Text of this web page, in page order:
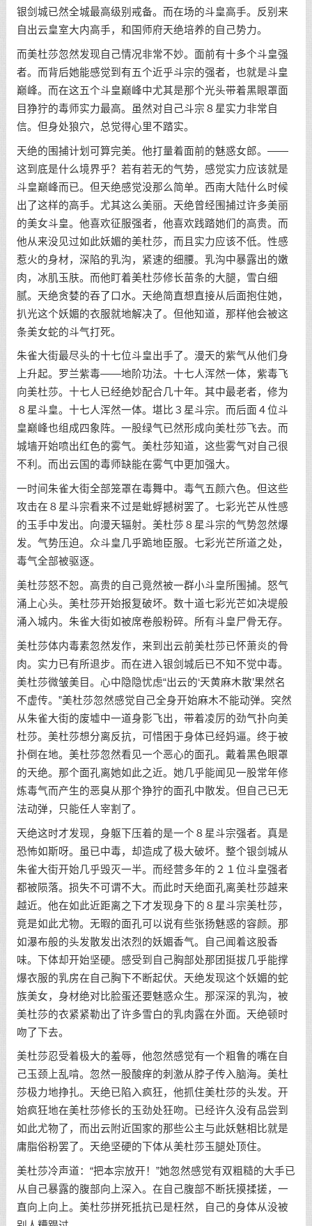
银剑城已然全城最高级别戒备。而在场的斗皇高手。反别来
自出云皇室大内高手，和国师府天绝培养的自己势力。
而美杜莎忽然发现自己情况非常不妙。面前有十多个斗皇强
者。而背后她能感觉到有五个近乎斗宗的强者，也就是斗皇
巅峰。而在这五个斗皇巅峰中尤其是那个光头带着黑眼罩面
目狰狞的毒师实力最高。虽然对自己斗宗８星实力非常自
信。但身处狼穴，总觉得心里不踏实。
天绝的围捕计划可算完美。他打量着面前的魅惑女郎。——
这到底是什么境界乎？若有若无的气势，感觉实力应该就是
斗皇巅峰而已。但天绝感觉没那么简单。西南大陆什么时候
出了这样的高手。尤其这么美丽。天绝曾经围捕过许多美丽
的美女斗皇。他喜欢征服强者，他喜欢践踏她们的高贵。而
他从来没见过如此妖媚的美杜莎，而且实力应该不低。性感
惹火的身材，深陷的乳沟，紧速的细腰。乳沟中暴露出的嫩
肉，冰肌玉肤。而他盯着美杜莎修长苗条的大腿，雪白细
腻。天绝贪婪的吞了口水。天绝简直想直接从后面抱住她，
扒光这个妖媚的衣服就地解决了。但他知道，那样他会被这
条美女蛇的斗气打死。
朱雀大街最尽头的十七位斗皇出手了。漫天的紫气从他们身
上升起。罗兰紫毒——地阶功法。十七人浑然一体，紫毒飞
向美杜莎。十七人已经绝妙配合几十年。其中最老者，修为
８星斗皇。十七人浑然一体。堪比３星斗宗。而后面４位斗
皇巅峰也组成四象阵。一股绿气已然形成向美杜莎飞去。而
城墙开始喷出红色的雾气。美杜莎知道，这些雾气对自己很
不利。而出云国的毒师缺能在雾气中更加强大。
一时间朱雀大街全部笼罩在毒舞中。毒气五颜六色。但这些
攻击在８星斗宗看来不过是蚍蜉撼树罢了。七彩光芒从性感
的玉手中发出。向漫天辐射。美杜莎８星斗宗的气势忽然爆
发。气势压迫。众斗皇几乎跪地臣服。七彩光芒所道之处，
毒气全部被驱逐。
美杜莎怒不恕。高贵的自己竟然被一群小斗皇所围捕。怒气
涌上心头。美杜莎开始报复破坏。数十道七彩光芒如决堤般
涌入城内。朱雀大街如被席卷般粉碎。所有斗皇尸骨无存。
美杜莎体内毒素忽然发作，来到出云前美杜莎已怀萧炎的骨
肉。实力已有所退步。而在进入银剑城后已不知不觉中毒。
美杜莎微皱美目。心中隐隐忧虑“出云的‘天黄麻木散’果然名
不虚传。”美杜莎忽然感觉自己全身开始麻木不能动弹。突然
从朱雀大街的废墟中一道身影飞出，带着凌厉的劲气扑向美
杜莎。美杜莎想分离反抗，可惜困于身体已经妈逼。终于被
扑倒在地。美杜莎忽然看见一个恶心的面孔。戴着黑色眼罩
的天绝。那个面孔离她如此之近。她几乎能闻见一股常年修
炼毒气而产生的恶臭从那个狰狞的面孔中散发。但自己已无
法动弹，只能任人宰割了。
天绝这时才发现，身躯下压着的是一个８星斗宗强者。真是
恐怖如斯呀。虽已中毒，却造成了极大破坏。整个银剑城从
朱雀大街开始几乎毁灭一半。而经营多年的２１位斗皇强者
都被陨落。损失不可谓不大。而此时天绝面孔离美杜莎越来
越近。他在如此近距离之下才发现身下的８星斗宗美杜莎，
竟是如此尤物。无暇的面孔可以说有些张扬魅惑的容颜。那
如瀑布般的头发散发出浓烈的妖媚香气。自己闻着这股香
味。下体却开始坚硬。感受到自己胸部处那团挺拔几乎能撑
爆衣服的乳房在自己胸下不断起伏。天绝发现这个妖媚的蛇
族美女，身材绝对比脸蛋还要魅惑众生。那深深的乳沟，被
美杜莎的衣紧紧勒出了许多雪白的乳肉露在外面。天绝顿时
吻了下去。
美杜莎忍受着极大的羞辱，他忽然感觉有一个粗鲁的嘴在自
己玉颈上乱啃。忽然一股酸痒的刺激从脖子传入脑海。美杜
莎极力地挣扎。天绝已陷入疯狂，他抓住美杜莎的头发。开
始疯狂地在美杜莎修长的玉劲处狂吻。已经许久没有品尝到
如此尤物了，而出云附近国家的那些公主与此妖魅相比就是
庸脂俗粉罢了。天绝坚硬的下体从美杜莎玉腿处顶住。
美杜莎冷声道：“把本宗放开！”她忽然感觉有双粗糙的大手已
从自己暴露的腹部向上深入。在自己腹部不断抚摸揉搓，一
直向上向上。美杜莎拼死抵抗已是枉然，自己的身体从没被